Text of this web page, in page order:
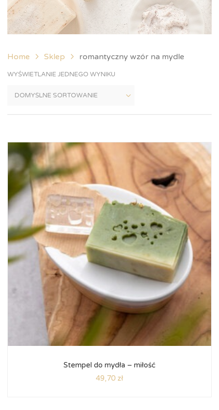
Home Sklep romantyczny wzór na mydle
WYŚWIETLANIE JEDNEGO WYNIKU
Stempel do mydła – miłość
49,70 zł